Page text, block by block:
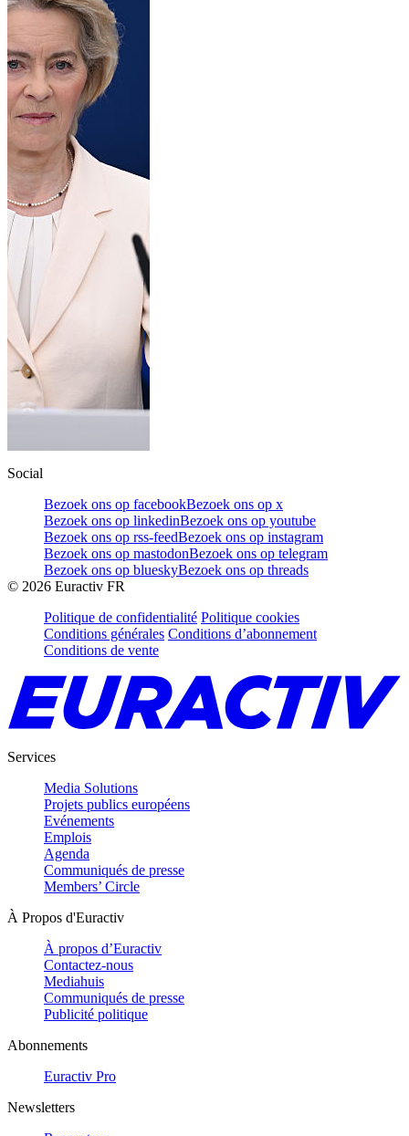
Social
Bezoek ons op facebookBezoek ons op x
Bezoek ons op linkedinBezoek ons op youtube
Bezoek ons op rss-feedBezoek ons op instagram
Bezoek ons op mastodonBezoek ons op telegram
Bezoek ons op blueskyBezoek ons op threads
© 2026 Euractiv FR
Politique de confidentialité Politique cookies
Conditions générales Conditions d’abonnement
Conditions de vente
Services
Media Solutions
Projets publics européens
Evénements
Emplois
Agenda
Communiqués de presse
Members’ Circle
À Propos d'Euractiv
À propos d’Euractiv
Contactez-nous
Mediahuis
Communiqués de presse
Publicité politique
Abonnements
Euractiv Pro
Newsletters